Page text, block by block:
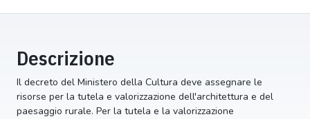
Descrizione
Il decreto del Ministero della Cultura deve assegnare le
risorse per la tutela e valorizzazione dell'architettura e del
paesaggio rurale. Per la tutela e la valorizzazione